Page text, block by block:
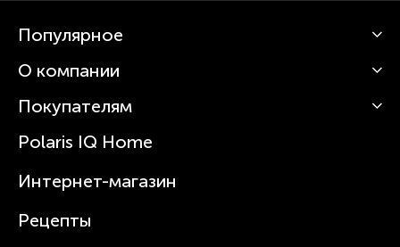
Популярное
Кофемашины
Вертикальные пылесосы
Зубные щетки и ирригаторы
Увлажнители
Посуда
О компании
О Polaris
Статьи
Покупателям
Сервисные центры
Где купить
Polaris IQ Home
Интернет-магазин
Рецепты